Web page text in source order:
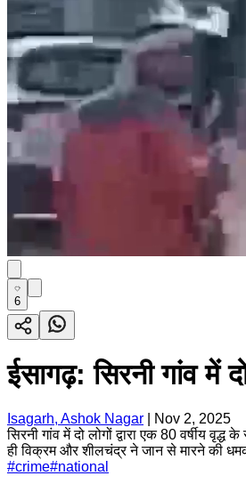
6
ईसागढ़: सिरनी गांव में
Isagarh, Ashok Nagar
Nov 2, 2025
सिरनी गांव में दो लोगों द्वारा एक 80 वर्षीय
ही विक्रम और शीलचंद्र ने जान से मारने की
#crime#national